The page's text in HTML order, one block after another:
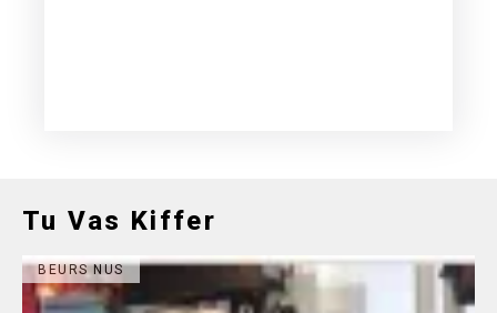
Tu Vas Kiffer
BEURS NUS